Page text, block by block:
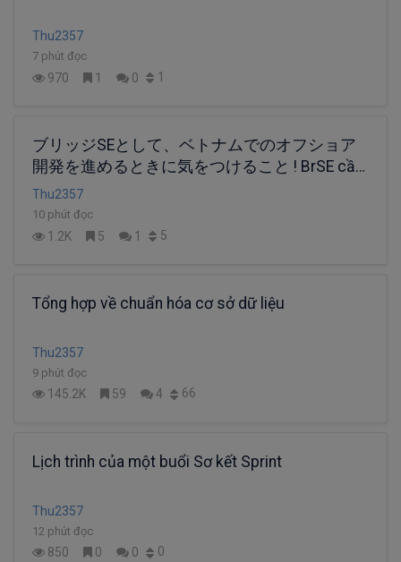
Thu2357
7 phút đọc
970 1 0 1
ブリッジSEとして、ベトナムでのオフショア
開発を進めるときに気をつけること ! BrSE cần
chú ý gì khi làm việc với Offshore
Thu2357
10 phút đọc
1.2K 5 1 5
Tổng hợp về chuẩn hóa cơ sở dữ liệu
Thu2357
9 phút đọc
145.2K 59 4 66
Lịch trình của một buổi Sơ kết Sprint
Thu2357
12 phút đọc
850 0 0 0